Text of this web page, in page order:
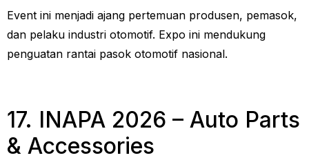
Event ini menjadi ajang pertemuan produsen, pemasok,
dan pelaku industri otomotif. Expo ini mendukung
penguatan rantai pasok otomotif nasional.
17. INAPA 2026 – Auto Parts
& Accessories